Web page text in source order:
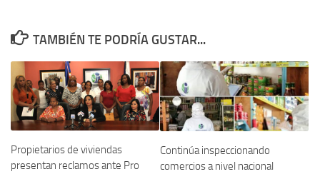
TAMBIÉN TE PODRÍA GUSTAR...
Propietarios de viviendas
presentan reclamos ante Pro
Continúa inspeccionando
comercios a nivel nacional